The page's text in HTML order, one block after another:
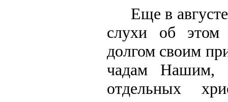
Еще в
слухи об
долгом своим
чадам Нашим,
отдельных